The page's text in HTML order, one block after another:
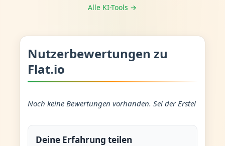
Alle KI-Tools →
Nutzerbewertungen zu
Flat.io
Noch keine Bewertungen vorhanden. Sei der Erste!
Deine Erfahrung teilen